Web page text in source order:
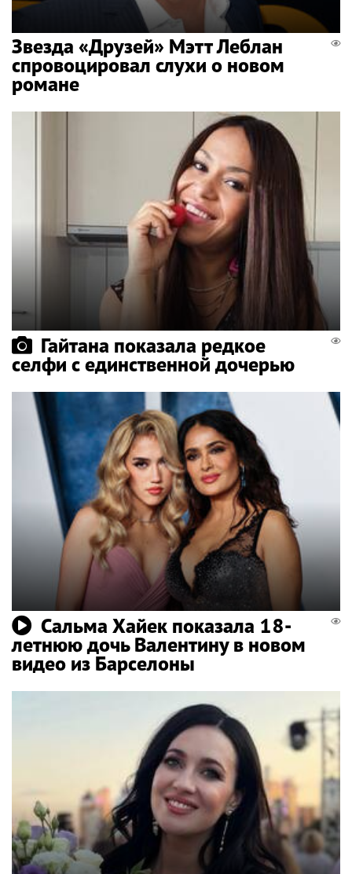
Звезда «Друзей» Мэтт Леблан
спровоцировал слухи о новом
романе
Гайтана показала редкое
селфи с единственной дочерью
Сальма Хайек показала 18-
летнюю дочь Валентину в новом
видео из Барселоны